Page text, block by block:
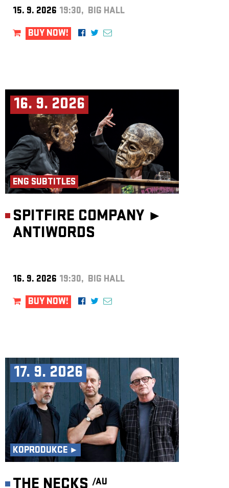
15. 9. 2026 19:30, BIG HALL
BUY NOW!
16. 9. 2026
ENG SUBTITLES
SPITFIRE COMPANY ►
ANTIWORDS
16. 9. 2026 19:30, BIG HALL
BUY NOW!
17. 9. 2026
KOPRODUKCE ►
/AU